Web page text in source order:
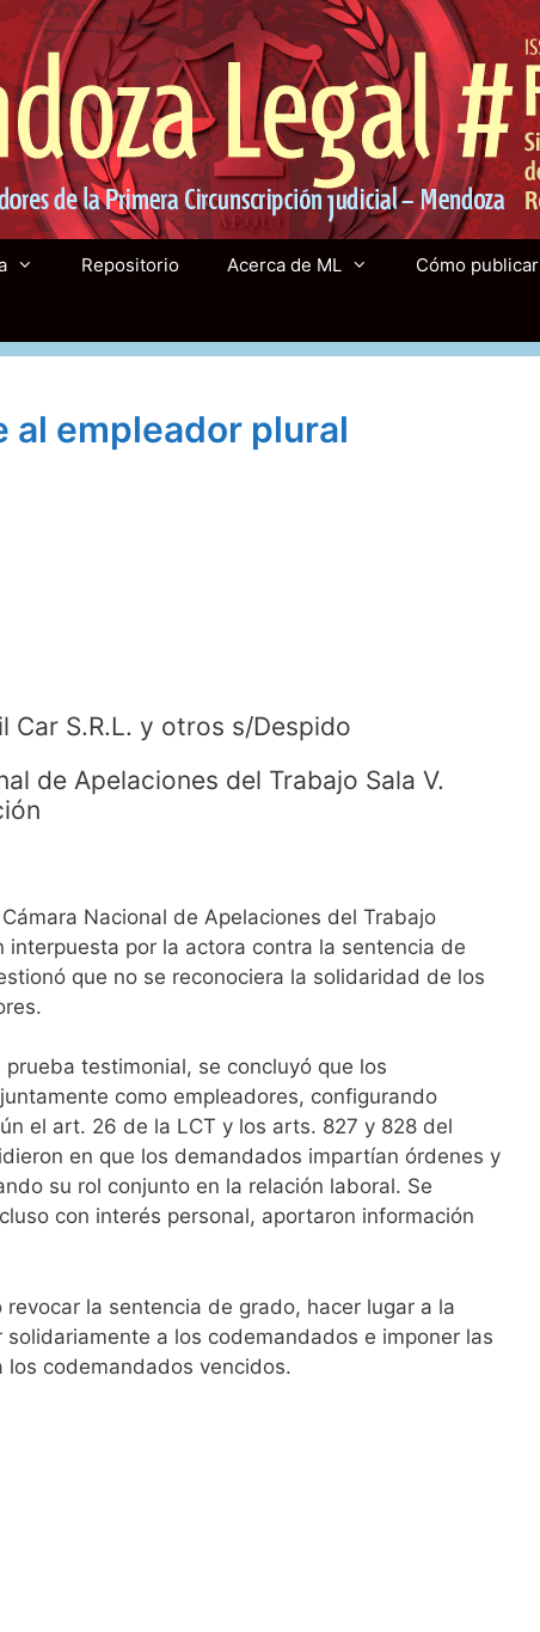
Repositorio Acerca de ML Cómo publicar
al empleador plural
Car S.R.L. y otros s/Despido
de Apelaciones del Trabajo Sala V.
Nacional de Apelaciones del Trabajo
interpuesta por la actora contra la sentencia de
que no se reconociera la solidaridad de los
testimonial, se concluyó que los
como empleadores, configurando
el art. 26 de la LCT y los arts. 827 y 828 del
en que los demandados impartían órdenes y
su rol conjunto en la relación laboral. Se
con interés personal, aportaron información
la sentencia de grado, hacer lugar a la
a los codemandados e imponer las
codemandados vencidos.